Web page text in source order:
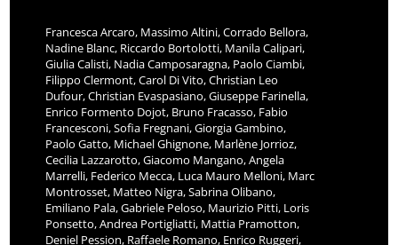
Francesca Arcaro, Massimo Altini, Corrado Bellora,
Nadine Blanc, Riccardo Bortolotti, Manila Calipari,
Giulia Calisti, Nadia Camposaragna, Paolo Ciambi,
Filippo Clermont, Carol Di Vito, Christian Leo
Dufour, Christian Evaspasiano, Giuseppe Farinella,
Enrico Formento Dojot, Bruno Fracasso, Fabio
Francesconi, Sofia Fregnani, Giorgia Gambino,
Paolo Gatto, Michael Ghignone, Marlène Jorrioz,
Cecilia Lazzarotto, Giacomo Mangano, Angela
Marrelli, Federico Mecca, Luca Mauro Melloni, Marc
Montrosset, Matteo Nigra, Sabrina Olibano,
Emiliano Pala, Gabriele Peloso, Maurizio Pitti, Loris
Ponsetto, Andrea Portigliatti, Mattia Pramotton,
Deniel Pession, Raffaele Romano, Enrico Ruggeri,